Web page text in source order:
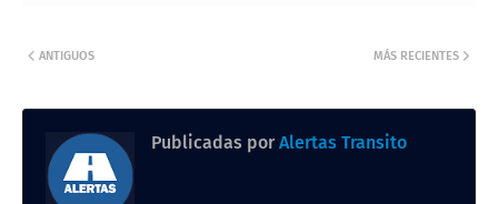
MÁS RECIENTES
ANTIGUOS
Publicadas por Alertas Transito